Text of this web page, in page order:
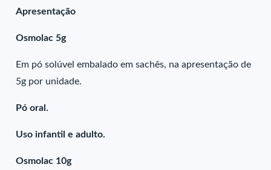
Apresentação
Osmolac 5g
Em pó solúvel embalado em sachês, na apresentação de
5g por unidade.
Pó oral.
Uso infantil e adulto.
Osmolac 10g